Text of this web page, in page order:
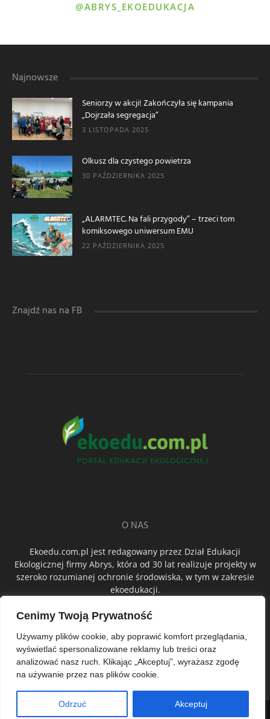
Cenimy Twoją Prywatność
Używamy plików cookie, aby poprawić komfort przeglądania,
wyświetlać spersonalizowane reklamy lub treści oraz
analizować nasz ruch. Klikając „Akceptuj”, wyrażasz zgodę
na używanie przez nas plików cookie.
Odrzuć Akceptuj
@ABRYS_EKOEDUKACJA
Najnowsze
Seniorzy w akcji! Zakończyła się kampania
„Dojrzała segregacja”
3 LISTOPADA 2025
Olkusz dla czystego powietrza
30 PAŹDZIERNIKA 2025
„ALARMTEC. Na fali przygody” – trzeci tom
komiksowego uniwersum EMU
22 PAŹDZIERNIKA 2025
Znajdź nas na FB
O NAS
Ekoedu.com.pl jest redagowany przez Dział Edukacji
Ekologicznej firmy Abrys, która od 30 lat realizuje projekty w
szeroko rozumianej ochronie środowiska, w tym w zakresie
ekoedukacji.
ŚLEDŹ NAS
© Abrys Sp. z o.o.